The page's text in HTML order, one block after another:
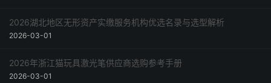
2026湖北地区无形资产实缴服务机构优选名录与选型解析
2026-03-01
2026年浙江猫玩具激光笔供应商选购参考手册
2026-03-01